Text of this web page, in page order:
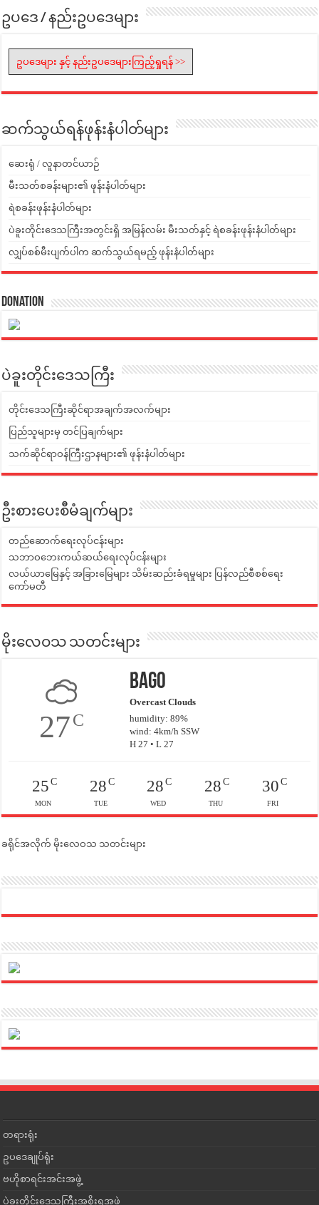
ဥပဒေ / နည်းဥပဒေများ
ဥပဒေများ နှင့် နည်းဥပဒေများကြည့်ရှုရန် >>
ဆက်သွယ်ရန်ဖုန်းနံပါတ်များ
ဆေးရုံ / လူနာတင်ယာဉ်
မီးသတ်စခန်းများ၏ ဖုန်းနံပါတ်များ
ရဲစခန်းဖုန်းနံပါတ်များ
ပဲခူးတိုင်းဒေသကြီးအတွင်းရှိ အမြန်လမ်း မီးသတ်နှင့် ရဲစခန်းဖုန်းနံပါတ်များ
လျှပ်စစ်မီးပျက်ပါက ဆက်သွယ်ရမည့် ဖုန်းနံပါတ်များ
Donation
ပဲခူးတိုင်းဒေသကြီး
တိုင်းဒေသကြီးဆိုင်ရာအချက်အလက်များ
ပြည်သူများမှ တင်ပြချက်များ
သက်ဆိုင်ရာဝန်ကြီးဌာနများ၏ ဖုန်းနံပါတ်များ
ဦးစားပေးစီမံချက်များ
တည်ဆောက်ရေးလုပ်ငန်းများ
သဘာဝဘေးကယ်ဆယ်ရေးလုပ်ငန်းများ
လယ်ယာမြေနှင့် အခြားမြေများ သိမ်းဆည်းခံရမှုများ ပြန်လည်စီစစ်ရေး
ကော်မတီ
မိုးလေဝသ သတင်းများ
27C
Bago
Overcast Clouds
humidity: 89%
wind: 4km/h SSW
H 27 • L 27
25C
MON
28C
TUE
28 C
WED
28C
THU
30C
FRI
ခရိုင်အလိုက် မိုးလေဝသ သတင်းများ
တရားရုံး
ဥပဒေချုပ်ရုံး
ဗဟိုစာရင်းအင်းအဖွဲ့
ပဲခူးတိုင်းဒေသကြီးအစိုးရအဖွဲ့